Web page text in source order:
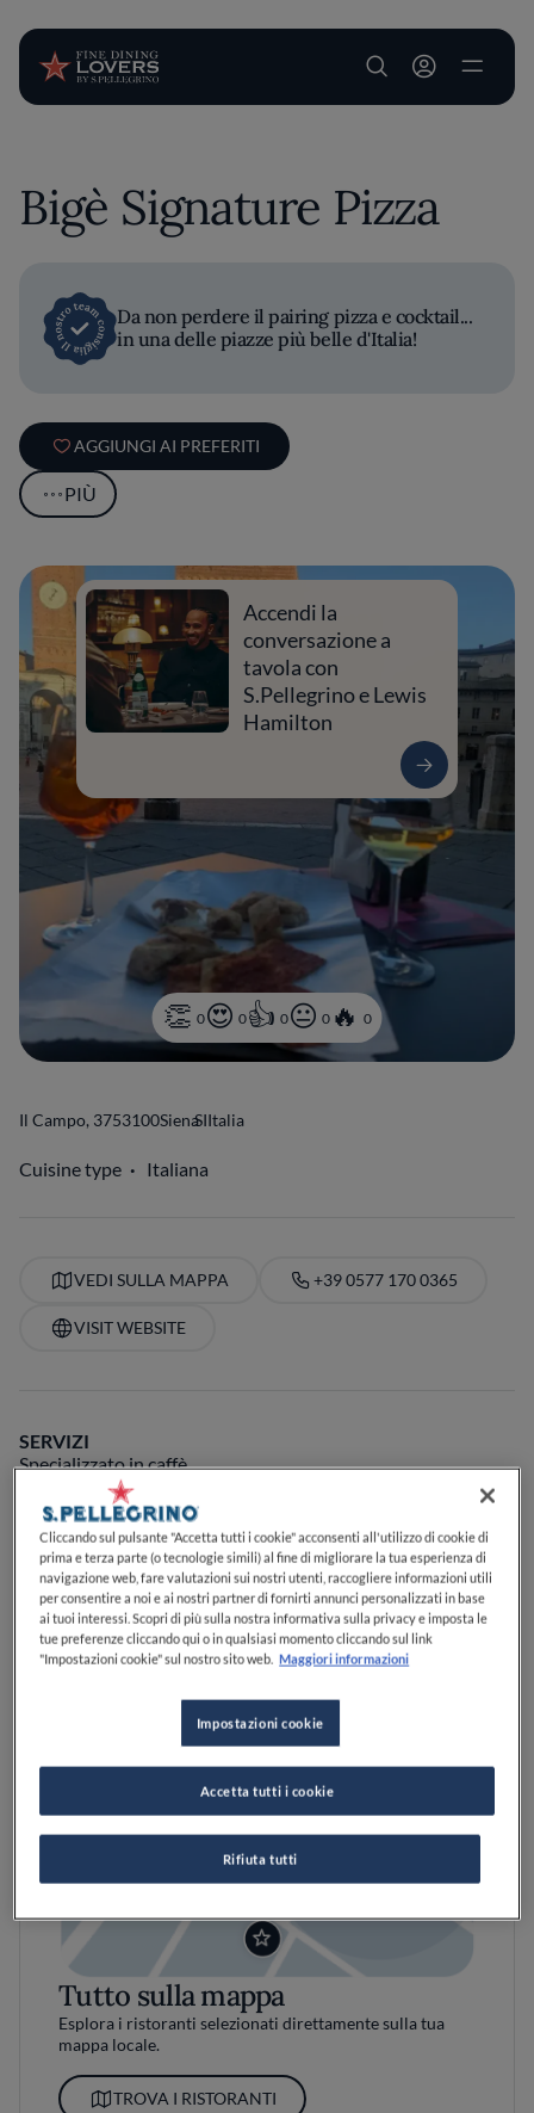
User account
Bigè Signature Pizza
Da non perdere il pairing pizza e cocktail...
in una delle piazze più belle d'Italia!
AGGIUNGI AI PREFERITI
PIÙ
0 0 0 0 0
Accendi la
conversazione a
tavola con
S.Pellegrino e Lewis
Hamilton
Il Campo, 3753100SienaSIItalia
Cuisine type Italiana
VEDI SULLA MAPPA +39 0577 170 0365
VISIT WEBSITE
SERVIZI
Specializzato in caffè
Tutto sulla mappa
Esplora i ristoranti selezionati direttamente sulla tua
mappa locale.
TROVA I RISTORANTI
Cliccando sul pulsante "Accetta tutti i cookie" acconsenti all'utilizzo di cookie di
prima e terza parte (o tecnologie simili) al fine di migliorare la tua esperienza di
navigazione web, fare valutazioni sui nostri utenti, raccogliere informazioni utili
per consentire a noi e ai nostri partner di fornirti annunci personalizzati in base
ai tuoi interessi. Scopri di più sulla nostra informativa sulla privacy e imposta le
tue preferenze cliccando qui o in qualsiasi momento cliccando sul link
"Impostazioni cookie" sul nostro sito web. Maggiori informazioni
Impostazioni cookie
Rifiuta tutti
Accetta tutti i cookie